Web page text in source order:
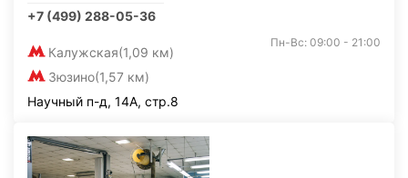
+7 (499) 288-05-36
Калужская(1,09 км)
Зюзино(1,57 км)
Пн-Вс: 09:00 - 21:00
Научный п-д, 14А, стр.8